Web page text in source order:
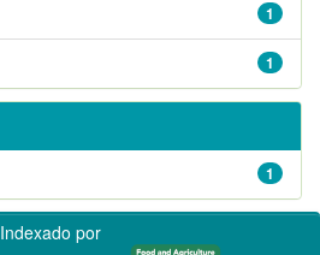
1
1
1
Indexado por